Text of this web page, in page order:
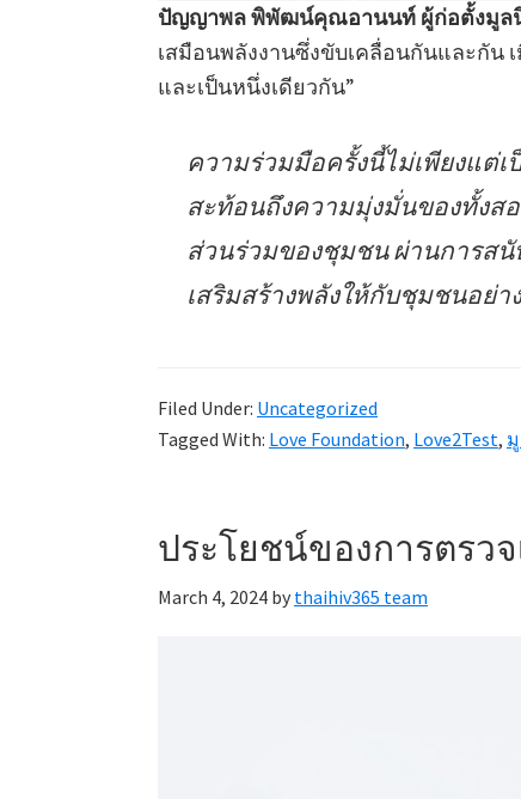
ปัญญาพล พิพัฒน์คุณอานนท์ ผู้ก่อตั้งมูล
เสมือนพลังงานซึ่งขับเคลื่อนกันและกัน
และเป็นหนึ่งเดียวกัน”
ความร่วมมือครั้งนี้ไม่เพียงแต่
สะท้อนถึงความมุ่งมั่นของทั้งส
ส่วนร่วมของชุมชน ผ่านการส
เสริมสร้างพลังให้กับชุมชนอย่า
Filed Under: Uncategorized
Tagged With: Love Foundation, Love2Test,
ประโยชน์ของการตรวจ
March 4, 2024 by thaihiv365 team